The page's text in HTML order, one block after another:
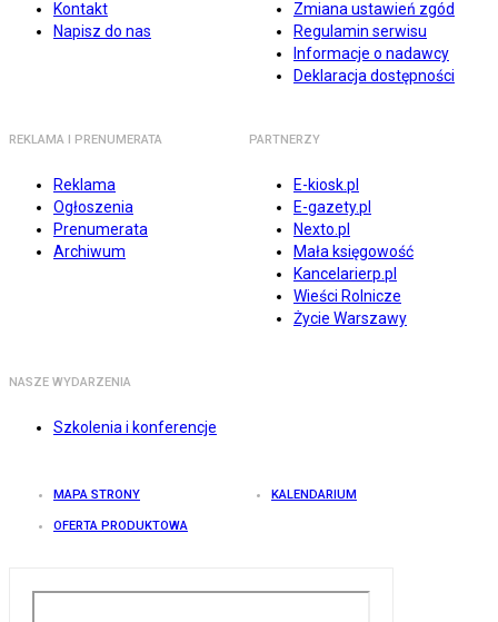
Kontakt
Napisz do nas
Zmiana ustawień zgód
Regulamin serwisu
Informacje o nadawcy
Deklaracja dostępności
REKLAMA I PRENUMERATA
Reklama
Ogłoszenia
Prenumerata
Archiwum
PARTNERZY
E-kiosk.pl
E-gazety.pl
Nexto.pl
Mała księgowość
Kancelarierp.pl
Wieści Rolnicze
Życie Warszawy
NASZE WYDARZENIA
Szkolenia i konferencje
MAPA STRONY KALENDARIUM
OFERTA PRODUKTOWA